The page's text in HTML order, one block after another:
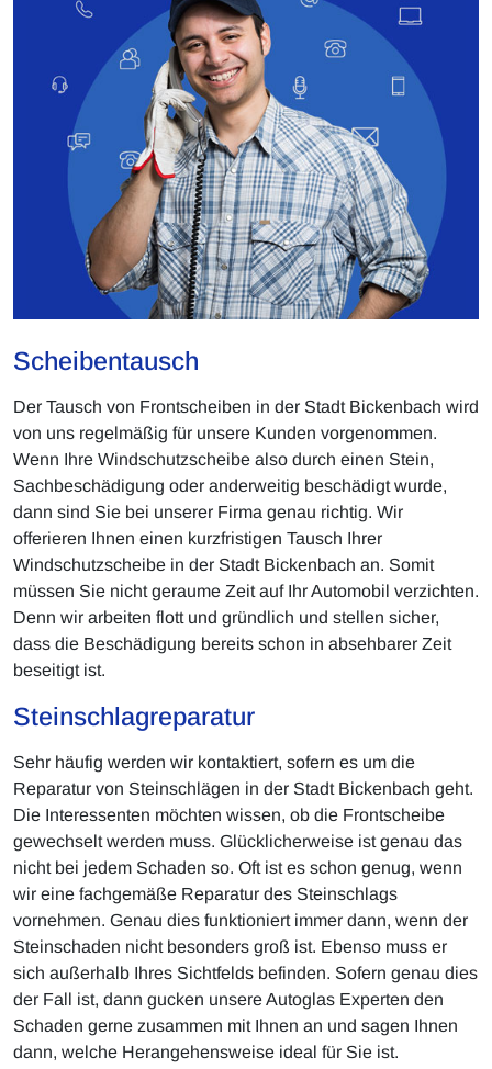
Scheibentausch
Der Tausch von Frontscheiben in der Stadt Bickenbach wird
von uns regelmäßig für unsere Kunden vorgenommen.
Wenn Ihre Windschutzscheibe also durch einen Stein,
Sachbeschädigung oder anderweitig beschädigt wurde,
dann sind Sie bei unserer Firma genau richtig. Wir
offerieren Ihnen einen kurzfristigen Tausch Ihrer
Windschutzscheibe in der Stadt Bickenbach an. Somit
müssen Sie nicht geraume Zeit auf Ihr Automobil verzichten.
Denn wir arbeiten flott und gründlich und stellen sicher,
dass die Beschädigung bereits schon in absehbarer Zeit
beseitigt ist.
Steinschlagreparatur
Sehr häufig werden wir kontaktiert, sofern es um die
Reparatur von Steinschlägen in der Stadt Bickenbach geht.
Die Interessenten möchten wissen, ob die Frontscheibe
gewechselt werden muss. Glücklicherweise ist genau das
nicht bei jedem Schaden so. Oft ist es schon genug, wenn
wir eine fachgemäße Reparatur des Steinschlags
vornehmen. Genau dies funktioniert immer dann, wenn der
Steinschaden nicht besonders groß ist. Ebenso muss er
sich außerhalb Ihres Sichtfelds befinden. Sofern genau dies
der Fall ist, dann gucken unsere Autoglas Experten den
Schaden gerne zusammen mit Ihnen an und sagen Ihnen
dann, welche Herangehensweise ideal für Sie ist.